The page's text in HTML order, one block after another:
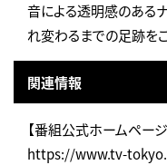
音による透明感のある
れ変わるまでの足跡を
関連情報
【番組公式ホームページ
https://www.tv-